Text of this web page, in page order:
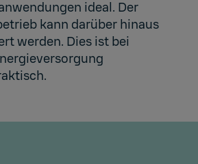
ideal. Der
kann darüber hinaus
werden. Dies ist bei